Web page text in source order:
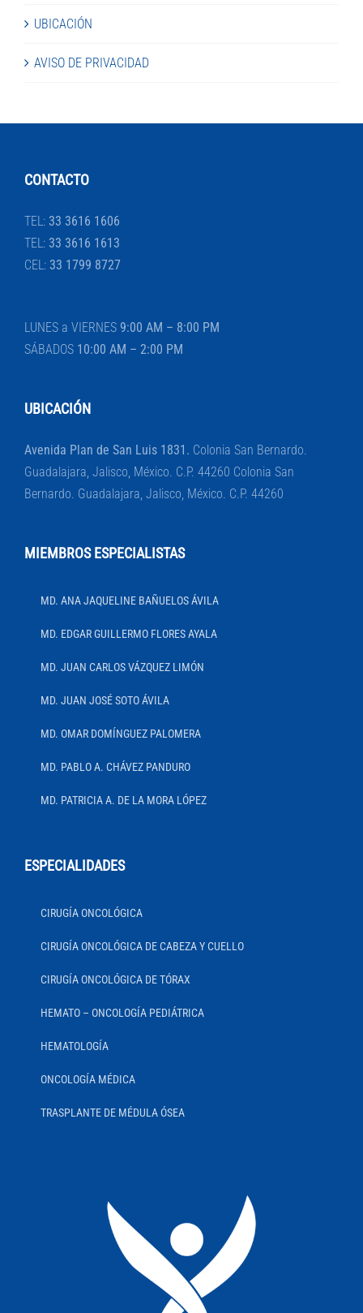
UBICACIÓN
AVISO DE PRIVACIDAD
CONTACTO
TEL: 33 3616 1606
TEL: 33 3616 1613
CEL: 33 1799 8727
LUNES a VIERNES 9:00 AM – 8:00 PM
SÁBADOS 10:00 AM – 2:00 PM
UBICACIÓN
Avenida Plan de San Luis 1831. Colonia San Bernardo.
Guadalajara, Jalisco, México. C.P. 44260 Colonia San
Bernardo. Guadalajara, Jalisco, México. C.P. 44260
MIEMBROS ESPECIALISTAS
MD. ANA JAQUELINE BAÑUELOS ÁVILA
MD. EDGAR GUILLERMO FLORES AYALA
MD. JUAN CARLOS VÁZQUEZ LIMÓN
MD. JUAN JOSÉ SOTO ÁVILA
MD. OMAR DOMÍNGUEZ PALOMERA
MD. PABLO A. CHÁVEZ PANDURO
MD. PATRICIA A. DE LA MORA LÓPEZ
ESPECIALIDADES
CIRUGÍA ONCOLÓGICA
CIRUGÍA ONCOLÓGICA DE CABEZA Y CUELLO
CIRUGÍA ONCOLÓGICA DE TÓRAX
HEMATO – ONCOLOGÍA PEDIÁTRICA
HEMATOLOGÍA
ONCOLOGÍA MÉDICA
TRASPLANTE DE MÉDULA ÓSEA